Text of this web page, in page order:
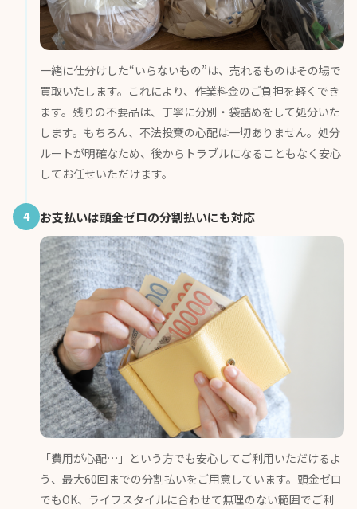
一緒に仕分けした“いらないもの”は、売れるものはその場で
買取いたします。これにより、作業料金のご負担を軽くでき
ます。残りの不要品は、丁寧に分別・袋詰めをして処分いた
します。もちろん、不法投棄の心配は一切ありません。処分
ルートが明確なため、後からトラブルになることもなく安心
してお任せいただけます。
4 お支払いは頭金ゼロの分割払いにも対応
「費用が心配…」という方でも安心してご利用いただけるよ
う、最大60回までの分割払いをご用意しています。頭金ゼロ
でもOK、ライフスタイルに合わせて無理のない範囲でご利